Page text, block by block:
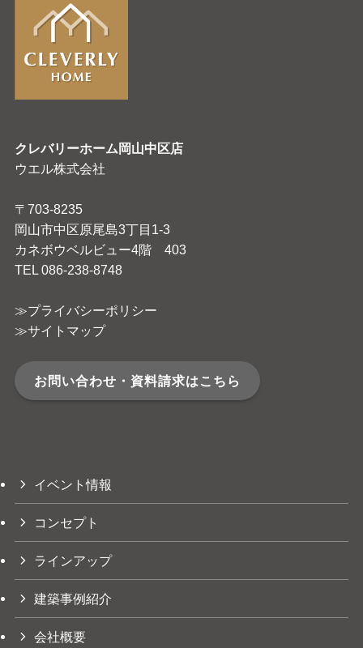
クレバリーホーム岡山中区店
ウエル株式会社
〒703-8235
岡山市中区原尾島3丁目1-3
カネボウベルビュー4階 403
TEL 086-238-8748
≫プライバシーポリシー
≫サイトマップ
お問い合わせ・資料請求はこちら
イベント情報
コンセプト
ラインアップ
建築事例紹介
会社概要